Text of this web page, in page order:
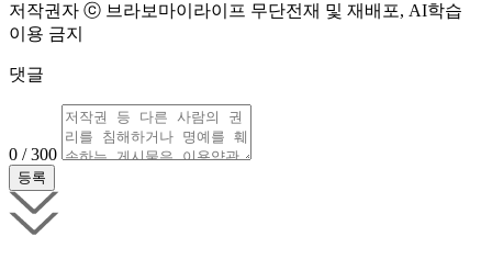
저작권자 ⓒ 브라보마이라이프 무단전재 및 재배포, AI학습
이용 금지
댓글
0 / 300